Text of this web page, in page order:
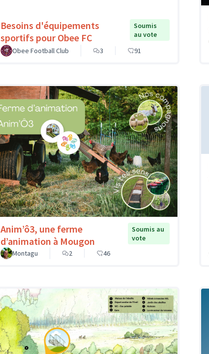
Besoins d'équipements
sportifs pour Obee FC
Soumis
au vote
Obee Football Club
3 91
Anim’ô3, une ferme
d’animation à Mougon
Soumis au
vote
Montagu
2 46